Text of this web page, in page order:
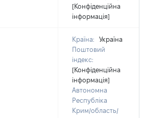
[Конфіденційна
інформація]
Країна:
Україна
Поштовий
індекс:
[Конфіденційна
інформація]
Автономна
Республіка
Крим/область/